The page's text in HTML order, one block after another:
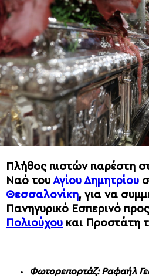
Πλήθος πιστών παρέστη
Ναό του Αγίου Δημητρίου
Θεσσαλονίκη, για να
Πανηγυρικό Εσπερινό
Πολιούχου και Προστάτη
Φωτορεπορτάζ: Ραφαήλ